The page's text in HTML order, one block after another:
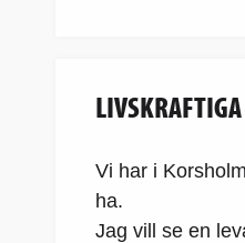
Vi har i
ha.
Jag vill se en